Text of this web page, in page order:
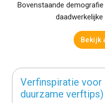
Bovenstaande
Bekijk
Verfinspiratie voor
duurzame verftips)